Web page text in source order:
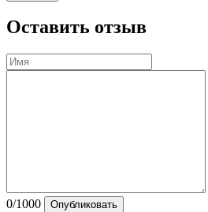
Оставить отзыв
0/1000
Опубликовать